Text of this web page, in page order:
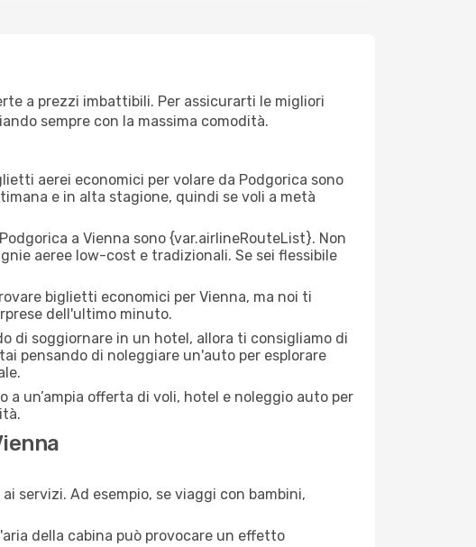
a prezzi imbattibili. Per assicurarti le migliori
sempre con la massima comodità.
aerei economici per volare da Podgorica sono
e in alta stagione, quindi se voli a metà
a Vienna sono {​var.airlineRouteList}. Non
aeree low-cost e tradizionali. Se sei flessibile
biglietti economici per Vienna, ma noi ti
dell'ultimo minuto.
di soggiornare in un hotel, allora ti consigliamo di
pensando di noleggiare un'auto per esplorare
a un’ampia offerta di voli, hotel e noleggio auto per
servizi. Ad esempio, se viaggi con bambini,
della cabina può provocare un effetto